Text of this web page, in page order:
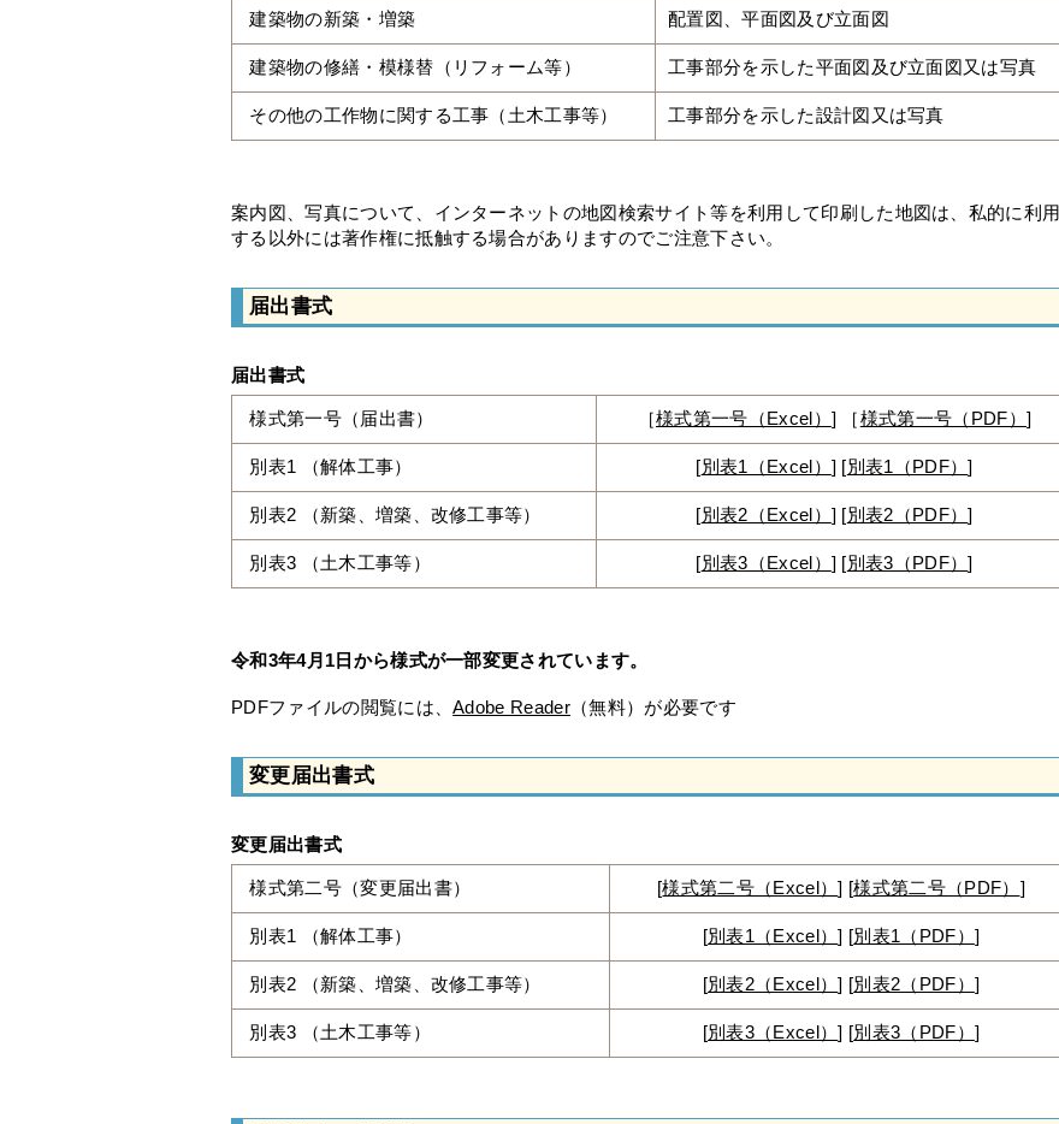
建築物の新築・増築 配置図、平面図及び立面図
建築物の修繕・模様替（リフォーム等） 工事部分を示した平面図及び立面図又は写真
その他の工作物に関する工事（土木工事等） 工事部分を示した設計図又は写真
案内図、写真について、インターネットの地図検索サイト等を利用して印刷した地図は、私的に利用
する以外には著作権に抵触する場合がありますのでご注意下さい。
届出書式
届出書式
様式第一号（届出書） ［様式第一号（Excel） ] ［様式第一号（PDF） ]
別表1 （解体工事） [別表1（Excel） ] [別表1（PDF）]
別表2 （新築、増築、改修工事等） [別表2（Excel） ] [別表2（PDF）]
別表3 （土木工事等） [別表3（Excel） ] [別表3（PDF）]
令和3年4月1日から様式が一部変更されています。
PDFファイルの閲覧には、Adobe Reader （無料）が必要です
変更届出書式
変更届出書式
様式第二号（変更届出書） [様式第二号（Excel）] [様式第二号（PDF） ]
別表1 （解体工事） [別表1（Excel）] [別表1（PDF） ]
別表2 （新築、増築、改修工事等） [別表2（Excel）] [別表2（PDF） ]
別表3 （土木工事等） [別表3（Excel）] [別表3（PDF） ]